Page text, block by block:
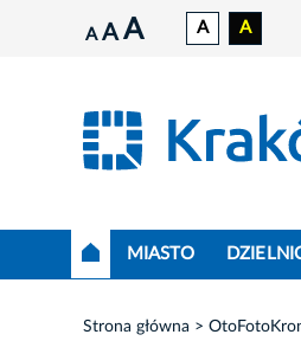
A A A A A
MIASTO
Strona główna